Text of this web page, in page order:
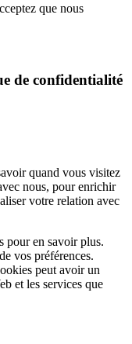
que nous
de confidentialité
quand vous visitez
nous, pour enrichir
votre relation avec
pour en savoir plus.
vos préférences.
peut avoir un
et les services que